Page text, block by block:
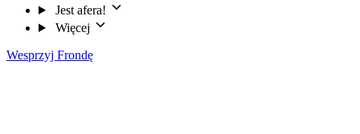
Jest afera!
Więcej
Wesprzyj Frondę